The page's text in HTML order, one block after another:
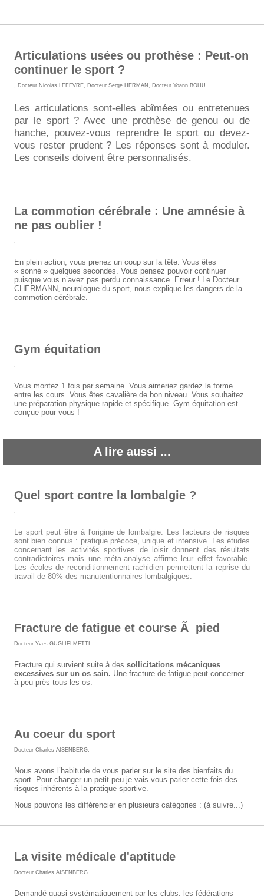
Articulations usées ou prothèse : Peut-on
continuer le sport ?
Docteur Nicolas LEFEVRE Docteur Serge HERMAN Docteur Yoann BOHU
Les articulations sont-elles abîmées ou entretenues
par le sport ? Avec une prothèse de genou ou de
hanche, pouvez-vous reprendre le sport ou devez-
vous rester prudent ? Les réponses sont à moduler.
Les conseils doivent être personnalisés.
La commotion cérébrale : Une amnésie à
ne pas oublier !
En plein action, vous prenez un coup sur la tête. Vous êtes
« sonné » quelques secondes. Vous pensez pouvoir continuer
puisque vous n’avez pas perdu connaissance. Erreur ! Le Docteur
CHERMANN, neurologue du sport, nous explique les dangers de la
commotion cérébrale.
Gym équitation
Vous montez 1 fois par semaine. Vous aimeriez gardez la forme
entre les cours. Vous êtes cavalière de bon niveau. Vous souhaitez
une préparation physique rapide et spécifique. Gym équitation est
conçue pour vous !
A lire aussi ...
Quel sport contre la lombalgie ?
Le sport peut être à l'origine de lombalgie. Les facteurs de risques
sont bien connus : pratique précoce, unique et intensive. Les études
concernant les activités sportives de loisir donnent des résultats
contradictoires mais une méta-analyse affirme leur effet favorable.
Les écoles de reconditionnement rachidien permettent la reprise du
travail de 80% des manutentionnaires lombalgiques.
Fracture de fatigue et course Ã pied
Docteur Yves GUGLIELMETTI
Fracture qui survient suite à des sollicitations mécaniques
excessives sur un os sain. Une fracture de fatigue peut concerner
à peu près tous les os.
Au coeur du sport
Docteur Charles AISENBERG
Nous avons l’habitude de vous parler sur le site des bienfaits du
sport. Pour changer un petit peu je vais vous parler cette fois des
risques inhérents à la pratique sportive.
Nous pouvons les différencier en plusieurs catégories : (à suivre...)
La visite médicale d'aptitude
Docteur Charles AISENBERG
Demandé quasi systématiquement par les clubs, les fédérations